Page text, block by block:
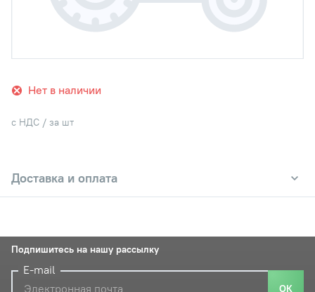
Нет в наличии
с НДС / за шт
Доставка и оплата
Подпишитесь на нашу рассылку
E-mail
ОК